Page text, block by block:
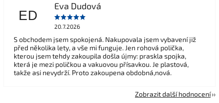
ED
Eva Dudová
20.7.2026
S obchodem jsem spokojená. Nakupovala jsem vybavení již
před několika lety, a vše mi funguje. Jen rohová polička,
kterou jsem tehdy zakoupila došla újmy: praskla spojka,
která je mezi poličkou a vakuovou přísavkou. Je plastová,
takže asi nevydrží. Proto zakoupena obdobná,nová.
Zobrazit další hodnocení